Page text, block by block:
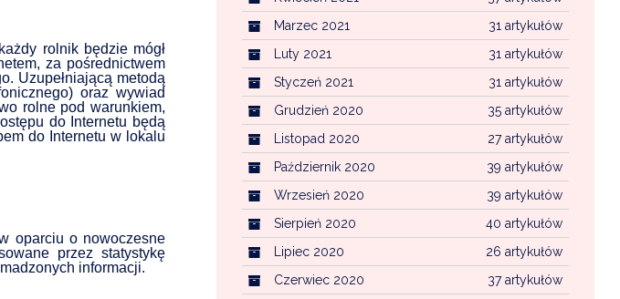
rolnik będzie mógł
za pośrednictwem
Uzupełniającą metodą
oraz wywiad
rolne pod warunkiem,
do Internetu będą
do Internetu w lokalu
oparciu o nowoczesne
przez statystykę
informacji.
31 artykułów
Marzec 2021
31 artykułów
Luty 2021
31 artykułów
Styczeń 2021
35 artykułów
Grudzień 2020
27 artykułów
Listopad 2020
39 artykułów
Październik 2020
39 artykułów
Wrzesień 2020
40 artykułów
Sierpień 2020
26 artykułów
Lipiec 2020
37 artykułów
Czerwiec 2020